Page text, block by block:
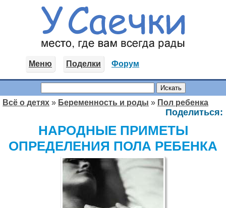
Меню Поделки Форум
Всё о детях » Беременность и роды » Пол ребенка
Поделиться:
НАРОДНЫЕ ПРИМЕТЫ
ОПРЕДЕЛЕНИЯ ПОЛА РЕБЕНКА